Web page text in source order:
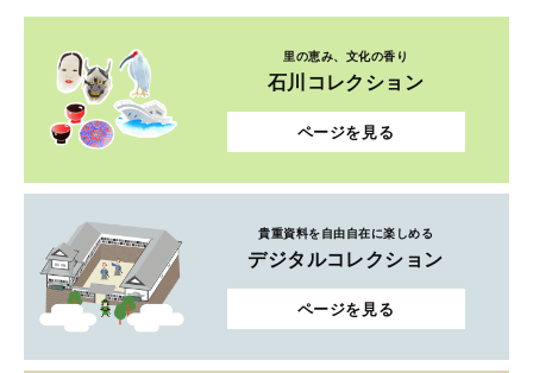
里の恵み、文化の香り
石川コレクション
ページを見る
貴重資料を自由自在に楽しめる
デジタルコレクション
ページを見る